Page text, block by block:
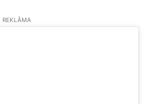
REKLĀMA